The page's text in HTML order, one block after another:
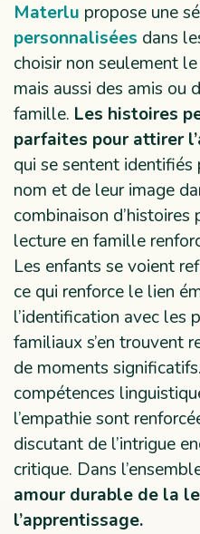
Materlu propose une
personnalisées dans
choisir non seulement
mais aussi des amis ou
famille. Les histoires
parfaites pour attirer
qui se sentent identifiés
nom et de leur image
combinaison
lecture en famille
Les enfants se voient
ce qui renforce le lien
l’identification avec les
familiaux s’en trouvent
de moments
compétences
l’empathie sont
discutant de l’intrigue
critique. Dans
amour durable de la
l’apprentissage.